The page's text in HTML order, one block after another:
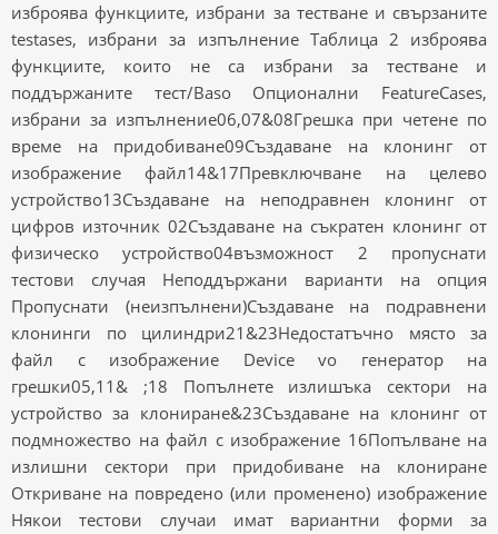
изброява функциите, избрани за тестване и свързаните
testases, избрани за изпълнение Таблица 2 изброява
функциите, които не са избрани за тестване и
поддържаните тест/Baso Опционални FeatureCases,
избрани за изпълнение06,07&08Грешка при четене по
време на придобиване09Създаване на клонинг от
изображение файл14&17Превключване на целево
устройство13Създаване на неподравнен клонинг от
цифров източник 02Създаване на съкратен клонинг от
физическо устройство04възможност 2 пропуснати
тестови случая Неподдържани варианти на опция
Пропуснати (неизпълнени)Създаване на подравнени
клонинги по цилиндри21&23Недостатъчно място за
файл с изображение Device vo генератор на
грешки05,11& ;18 Попълнете излишъка сектори на
устройство за клониране&23Създаване на клонинг от
подмножество на файл с изображение 16Попълване на
излишни сектори при придобиване на клониране
Откриване на повредено (или променено) изображение
Някои тестови случаи имат вариантни форми за